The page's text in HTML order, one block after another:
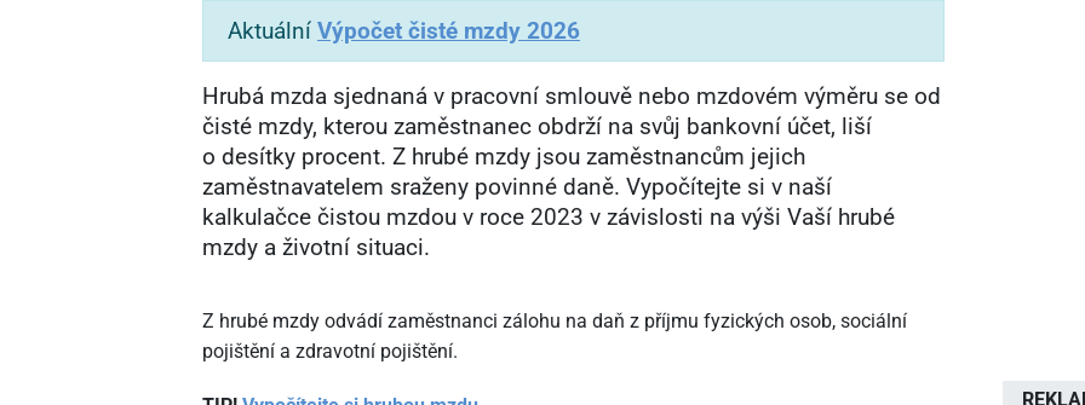
Aktuální Výpočet čisté mzdy 2026
Hrubá mzda sjednaná v pracovní smlouvě nebo mzdovém výměru se od
čisté mzdy, kterou zaměstnanec obdrží na svůj bankovní účet, liší
o desítky procent. Z hrubé mzdy jsou zaměstnancům jejich
zaměstnavatelem sraženy povinné daně. Vypočítejte si v naší
kalkulačce čistou mzdou v roce 2023 v závislosti na výši Vaší hrubé
mzdy a životní situaci.
Z hrubé mzdy odvádí zaměstnanci zálohu na daň z příjmu fyzických osob, sociální
pojištění a zdravotní pojištění.